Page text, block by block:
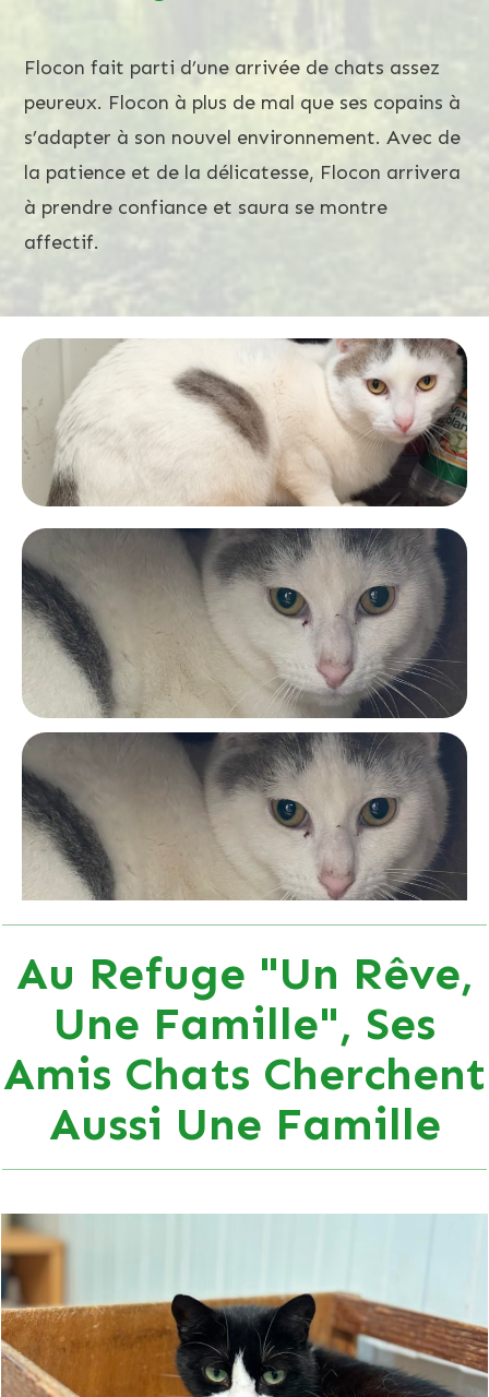
Flocon fait parti d’une arrivée de chats assez
peureux. Flocon à plus de mal que ses copains à
s’adapter à son nouvel environnement. Avec de
la patience et de la délicatesse, Flocon arrivera
à prendre confiance et saura se montre
affectif.
Au Refuge "Un Rêve,
Une Famille", Ses
Amis Chats Cherchent
Aussi Une Famille